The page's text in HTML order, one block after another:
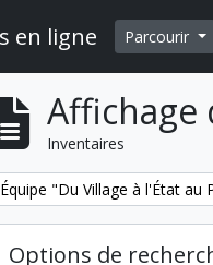
en ligne Parcourir
Affichage
Inventaires
Remove filter:
Équipe "Du Village à l'État
Options de